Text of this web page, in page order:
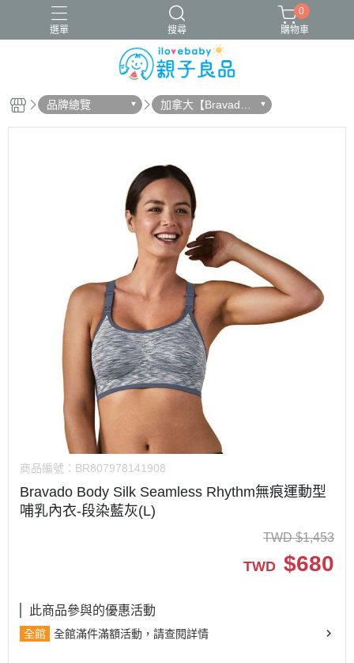
選單 搜尋
16吋腳踏車 ergobaby配件 寬口奶瓶
成長包巾卡片禮盒
0
購物車
品牌總覽
加拿大【Bravad
o】
商品編號： BR807978141908
Bravado Body Silk Seamless Rhythm無痕運動型
哺乳內衣-段染藍灰(L)
TWD $1,453
TWD $680
此商品參與的優惠活動
全館 全館滿件滿額活動，請查閱詳情